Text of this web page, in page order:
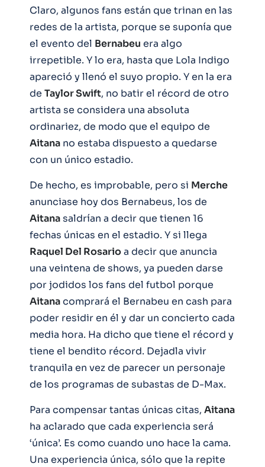
Claro, algunos fans están que trinan en las
redes de la artista, porque se suponía que
el evento del Bernabeu era algo
irrepetible. Y lo era, hasta que Lola Indigo
apareció y llenó el suyo propio. Y en la era
de Taylor Swift, no batir el récord de otro
artista se considera una absoluta
ordinariez, de modo que el equipo de
Aitana no estaba dispuesto a quedarse
con un único estadio.
De hecho, es improbable, pero si Merche
anunciase hoy dos Bernabeus, los de
Aitanasaldrían a decir que tienen 16
fechas únicas en el estadio. Y si llega
Raquel Del Rosarioa decir que anuncia
una veintena de shows, ya pueden darse
por jodidos los fans del futbol porque
Aitanacomprará el Bernabeu en cash para
poder residir en él y dar un concierto cada
media hora. Ha dicho que tiene el récord y
tiene el bendito récord. Dejadla vivir
tranquila en vez de parecer un personaje
de los programas de subastas de D-Max.
Para compensar tantas únicas citas, Aitana
ha aclarado que cada experiencia será
‘única’. Es como cuando uno hace la cama.
Una experiencia única, sólo que la repite